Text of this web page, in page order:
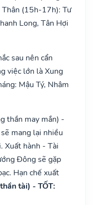
(15h-17h): Tư
Long, Tân Hợi
sau nên cẩn
việc lớn là Xung
Mậu Tý, Nhâm
thần may mắn) -
mang lại nhiều
Xuất hành - Tài
Đông sẽ gặp
Hạn chế xuất
tài) - TỐT: